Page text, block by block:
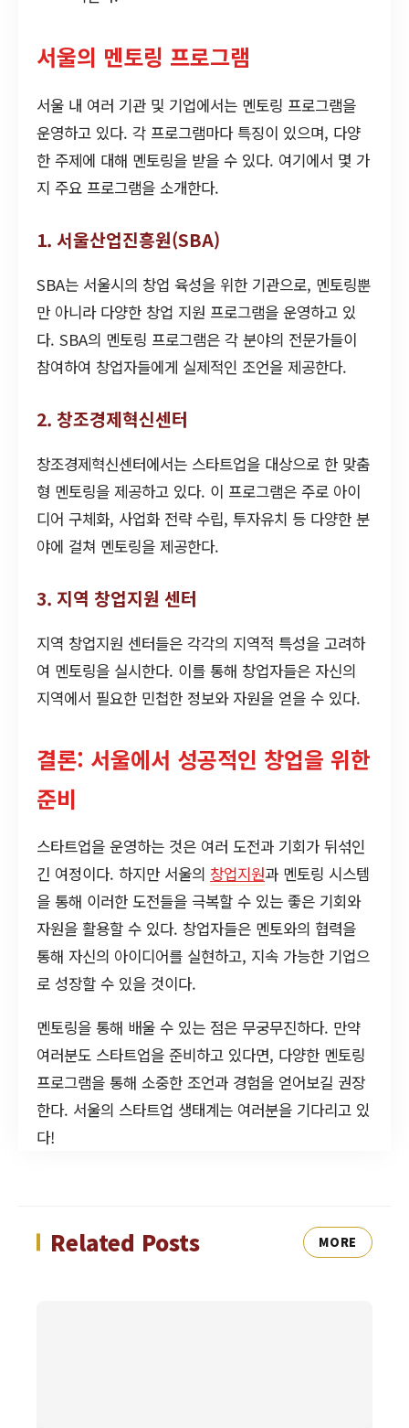
서울의 멘토링 프로그램
서울 내 여러 기관 및 기업에서는 멘토링 프로그램을
운영하고 있다. 각 프로그램마다 특징이 있으며, 다양
한 주제에 대해 멘토링을 받을 수 있다. 여기에서 몇 가
지 주요 프로그램을 소개한다.
1. 서울산업진흥원(SBA)
SBA는 서울시의 창업 육성을 위한 기관으로, 멘토링뿐
만 아니라 다양한 창업 지원 프로그램을 운영하고 있
다. SBA의 멘토링 프로그램은 각 분야의 전문가들이
참여하여 창업자들에게 실제적인 조언을 제공한다.
2. 창조경제혁신센터
창조경제혁신센터에서는 스타트업을 대상으로 한 맞춤
형 멘토링을 제공하고 있다. 이 프로그램은 주로 아이
디어 구체화, 사업화 전략 수립, 투자유치 등 다양한 분
야에 걸쳐 멘토링을 제공한다.
3. 지역 창업지원 센터
지역 창업지원 센터들은 각각의 지역적 특성을 고려하
여 멘토링을 실시한다. 이를 통해 창업자들은 자신의
지역에서 필요한 민첩한 정보와 자원을 얻을 수 있다.
결론: 서울에서 성공적인 창업을 위한
준비
스타트업을 운영하는 것은 여러 도전과 기회가 뒤섞인
긴 여정이다. 하지만 서울의 창업지원과 멘토링 시스템
을 통해 이러한 도전들을 극복할 수 있는 좋은 기회와
자원을 활용할 수 있다. 창업자들은 멘토와의 협력을
통해 자신의 아이디어를 실현하고, 지속 가능한 기업으
로 성장할 수 있을 것이다.
멘토링을 통해 배울 수 있는 점은 무궁무진하다. 만약
여러분도 스타트업을 준비하고 있다면, 다양한 멘토링
프로그램을 통해 소중한 조언과 경험을 얻어보길 권장
한다. 서울의 스타트업 생태계는 여러분을 기다리고 있
다!
Related Posts MORE